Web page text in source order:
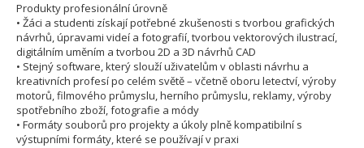
Produkty profesionální úrovně
• Žáci a studenti získají potřebné zkušenosti s tvorbou grafických
návrhů, úpravami videí a fotografií, tvorbou vektorových ilustrací,
digitálním uměním a tvorbou 2D a 3D návrhů CAD
• Stejný software, který slouží uživatelům v oblasti návrhu a
kreativních profesí po celém světě – včetně oboru letectví, výroby
motorů, filmového průmyslu, herního průmyslu, reklamy, výroby
spotřebního zboží, fotografie a módy
• Formáty souborů pro projekty a úkoly plně kompatibilní s
výstupními formáty, které se používají v praxi